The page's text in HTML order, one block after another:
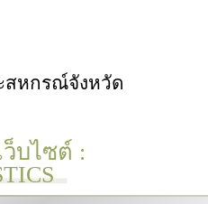
สหกรณ์จังหวัด
บไซต์ :